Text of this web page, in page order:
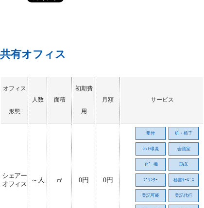
共有オフィス
オフィス
形態
人数 面積
初期費
用
月額 サービス
シェアー
オフィス
～人 ㎡ 0円 0円
受付 机・椅子
ﾈｯﾄ環境 会議室
ｺﾋﾟｰ機 FAX
ﾌﾟﾘﾝﾀｰ 秘書ｻｰﾋﾞｽ
登記可能 登記代行